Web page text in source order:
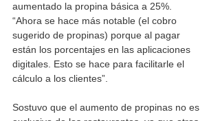
aumentado la propina básica a 25%.
“Ahora se hace más notable (el cobro
sugerido de propinas) porque al pagar
están los porcentajes en las aplicaciones
digitales. Esto se hace para facilitarle el
cálculo a los clientes”.
Sostuvo que el aumento de propinas no es